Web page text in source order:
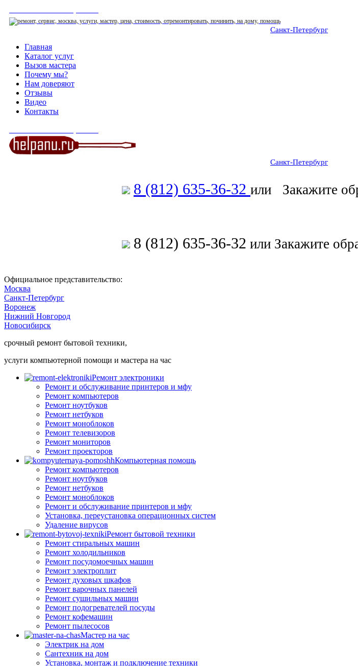
Санкт-Петербург
Главная
Каталог услуг
Вызов мастера
Почему мы?
Нам доверяют
Отзывы
Видео
Контакты
Санкт-Петербург
8 (812) 635-36-32 или Закажите
8 (812) 635-36-32 или Закажите
Официальное представительство:
Москва
Санкт-Петербург
Воронеж
Нижний Новгород
Новосибирск
срочный ремонт бытовой техники,
услуги компьютерной помощи и мастера на час
Ремонт электроники
Ремонт и обслуживание принтеров и мфу
Ремонт компьютеров
Ремонт ноутбуков
Ремонт нетбуков
Ремонт моноблоков
Ремонт телевизоров
Ремонт мониторов
Ремонт проекторов
Компьютерная помощь
Ремонт компьютеров
Ремонт ноутбуков
Ремонт нетбуков
Ремонт моноблоков
Ремонт и обслуживание принтеров и мфу
Установка, переустановка операционных систем
Удаление вирусов
Ремонт бытовой техники
Ремонт стиральных машин
Ремонт холодильников
Ремонт посудомоечных машин
Ремонт электроплит
Ремонт духовых шкафов
Ремонт варочных панелей
Ремонт сушильных машин
Ремонт подогревателей посуды
Ремонт кофемашин
Ремонт пылесосов
Мастер на час
Электрик на дом
Сантехник на дом
Установка, монтаж и подключение техники